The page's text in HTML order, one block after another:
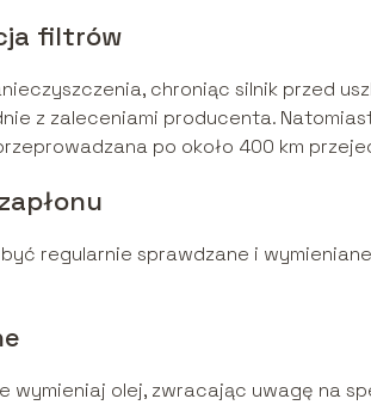
filtrów
chroniąc silnik przed
z zaleceniami producenta.
po około 400 km
regularnie sprawdzane i
wymieniaj olej, zwracając uwagę na